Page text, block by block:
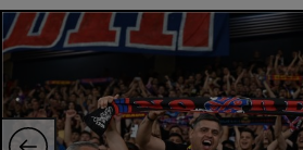
Ciclism
Alte sporturi
JO 2024
JO 2026